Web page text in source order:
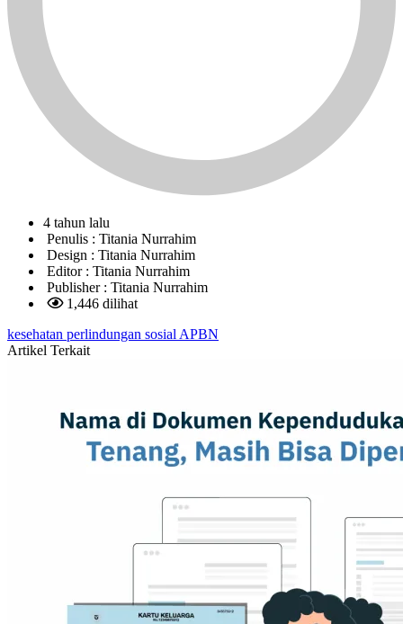
4 tahun lalu
Penulis : Titania Nurrahim
Design : Titania Nurrahim
Editor : Titania Nurrahim
Publisher : Titania Nurrahim
1,446 dilihat
kesehatan perlindungan sosial APBN
Artikel Terkait